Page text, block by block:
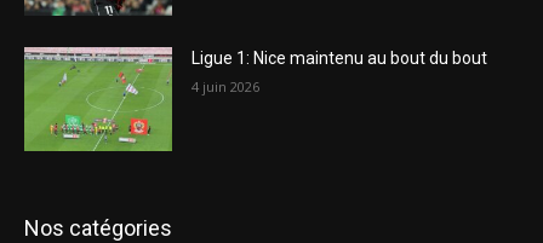
Ligue 1: Nice maintenu au bout du bout
4 juin 2026
Nos catégories